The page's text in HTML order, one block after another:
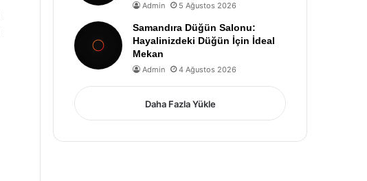
Admin 5 Ağustos 2026
Samandıra Düğün Salonu:
Hayalinizdeki Düğün İçin İdeal
Mekan
Admin 4 Ağustos 2026
Daha Fazla Yükle